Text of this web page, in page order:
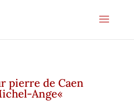
pierre de Caen
Ange«